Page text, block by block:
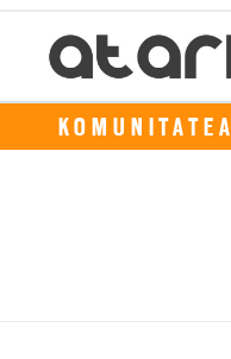
KOMUNITATEA